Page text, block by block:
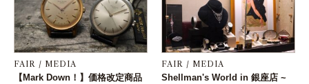
FAIR / MEDIA
【Mark Down！】価格改定商品
FAIR / MEDIA
Shellman's World in 銀座店 ~